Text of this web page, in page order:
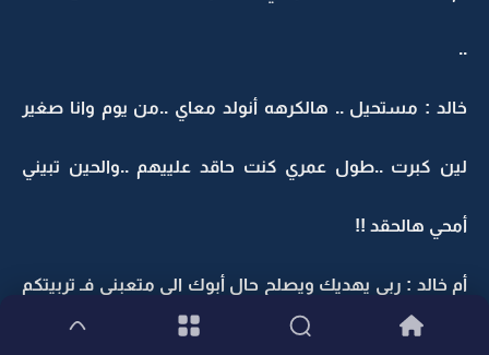
..
خالد : مستحيل .. هالكرهه أنولد معاي ..من يوم وانا صغير
لين كبرت ..طول عمري كنت حاقد علييهم ..والحين تبيني
أمحي هالحقد !!
أم خالد : ربي يهديك ويصلح حال أبوك الي متعبني فـ تربيتكم